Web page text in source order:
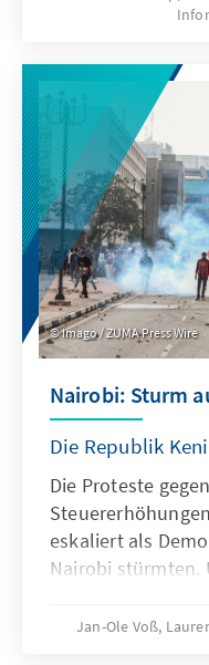
Imago / ZUMA Press Wire
Nairobi: Sturm
Die Republik
Die Proteste
eskaliert als
Nairobi stürmten.
zahlreiche
Jan-Ole Voß,